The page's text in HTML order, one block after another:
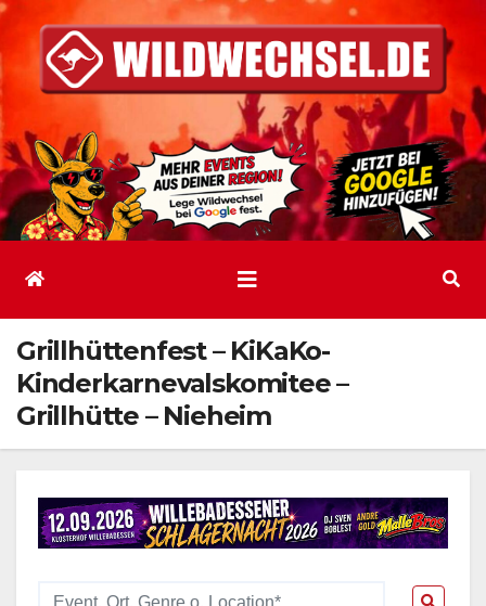
Inhalt
springen
Grillhüttenfest – KiKaKo-
Kinderkarnevalskomitee –
Grillhütte – Nieheim